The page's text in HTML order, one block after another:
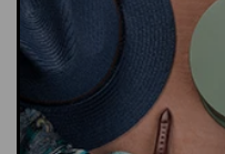
Valmistajan tuotenumero
12248566
Valmistaja
By Malina AB